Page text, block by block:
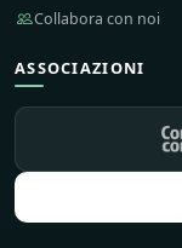
Collabora con noi
ASSOCIAZIONI